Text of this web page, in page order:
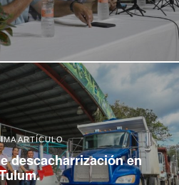
ARTÍCULO
descacharrización en